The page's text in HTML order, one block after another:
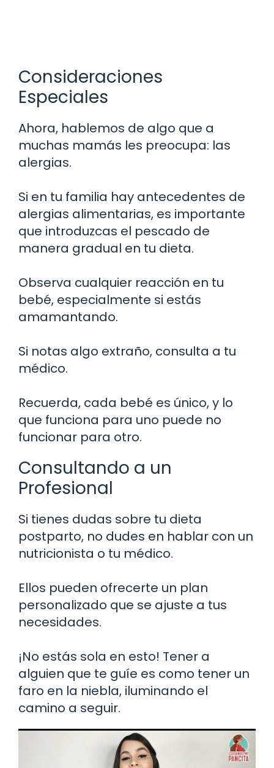
Consideraciones
Especiales
Ahora, hablemos de algo que a
muchas mamás les preocupa: las
alergias.
Si en tu familia hay antecedentes de
alergias alimentarias, es importante
que introduzcas el pescado de
manera gradual en tu dieta.
Observa cualquier reacción en tu
bebé, especialmente si estás
amamantando.
Si notas algo extraño, consulta a tu
médico.
Recuerda, cada bebé es único, y lo
que funciona para uno puede no
funcionar para otro.
Consultando a un
Profesional
Si tienes dudas sobre tu dieta
postparto, no dudes en hablar con un
nutricionista o tu médico.
Ellos pueden ofrecerte un plan
personalizado que se ajuste a tus
necesidades.
¡No estás sola en esto! Tener a
alguien que te guíe es como tener un
faro en la niebla, iluminando el
camino a seguir.